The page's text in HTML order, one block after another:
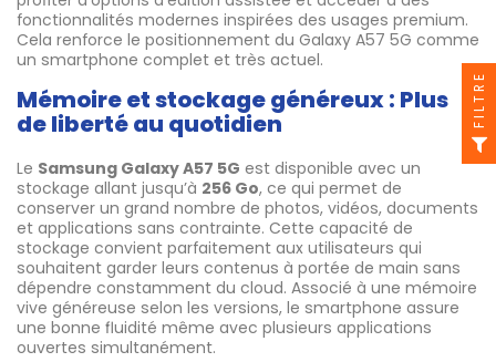
fonctionnalités modernes inspirées des usages premium.
Cela renforce le positionnement du Galaxy A57 5G comme
un smartphone complet et très actuel.
Mémoire et stockage généreux : Plus
de liberté au quotidien
Le Samsung Galaxy A57 5G est disponible avec un
stockage allant jusqu’à 256 Go, ce qui permet de
conserver un grand nombre de photos, vidéos, documents
et applications sans contrainte. Cette capacité de
stockage convient parfaitement aux utilisateurs qui
souhaitent garder leurs contenus à portée de main sans
dépendre constamment du cloud. Associé à une mémoire
vive généreuse selon les versions, le smartphone assure
une bonne fluidité même avec plusieurs applications
ouvertes simultanément.
FILTRE